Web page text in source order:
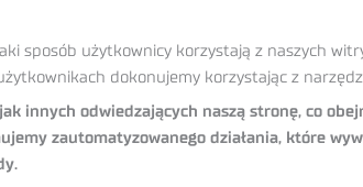
sposób użytkownicy korzystają z naszych
dokonujemy korzystając z
innych odwiedzających naszą stronę, co
zautomatyzowanego działania, które